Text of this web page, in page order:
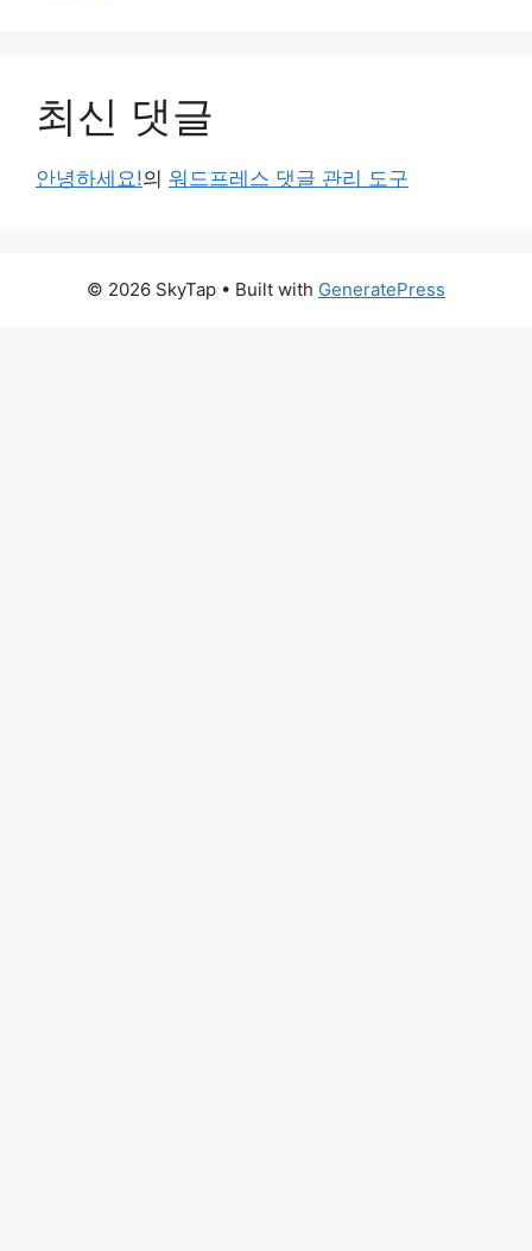
최신 댓글
안녕하세요!의 워드프레스 댓글 관리 도구
© 2026 SkyTap • Built with GeneratePress